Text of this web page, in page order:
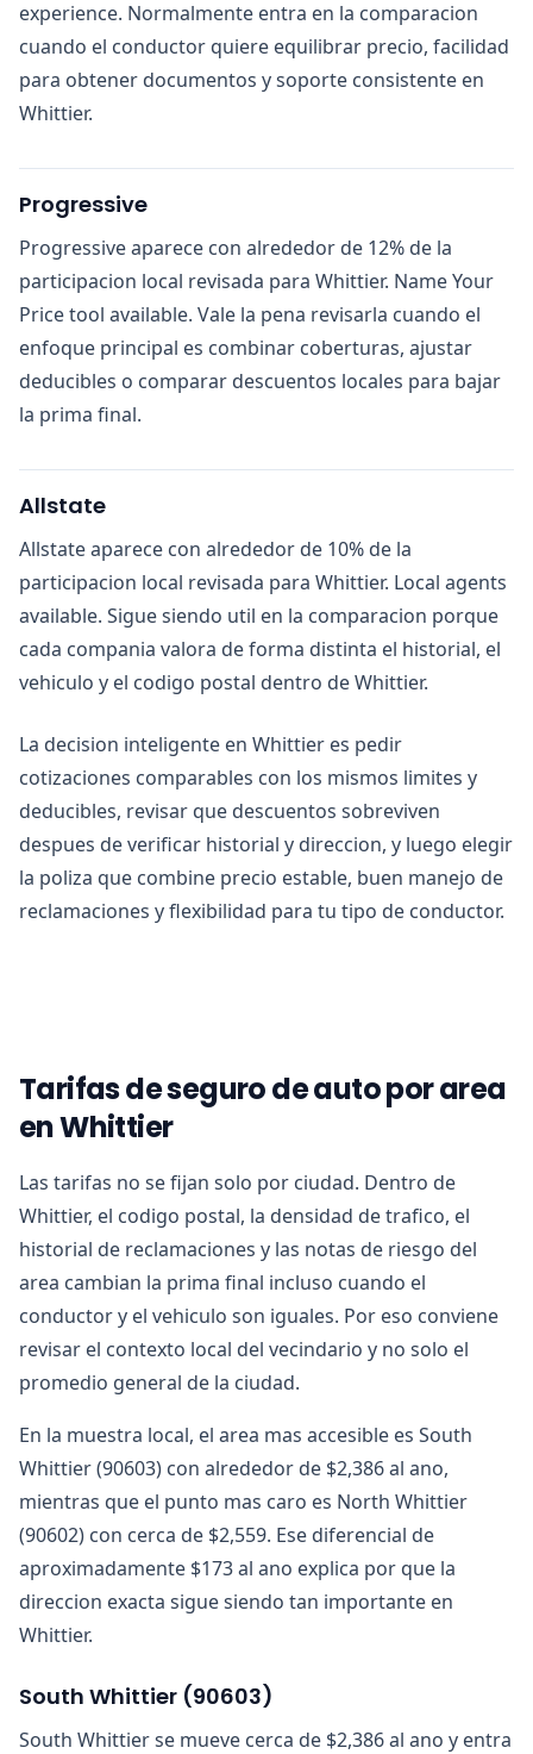
experience. Normalmente entra en la comparacion
cuando el conductor quiere equilibrar precio, facilidad
para obtener documentos y soporte consistente en
Whittier.
Progressive
Progressive aparece con alrededor de 12% de la
participacion local revisada para Whittier. Name Your
Price tool available. Vale la pena revisarla cuando el
enfoque principal es combinar coberturas, ajustar
deducibles o comparar descuentos locales para bajar
la prima final.
Allstate
Allstate aparece con alrededor de 10% de la
participacion local revisada para Whittier. Local agents
available. Sigue siendo util en la comparacion porque
cada compania valora de forma distinta el historial, el
vehiculo y el codigo postal dentro de Whittier.
La decision inteligente en Whittier es pedir
cotizaciones comparables con los mismos limites y
deducibles, revisar que descuentos sobreviven
despues de verificar historial y direccion, y luego elegir
la poliza que combine precio estable, buen manejo de
reclamaciones y flexibilidad para tu tipo de conductor.
Tarifas de seguro de auto por area
en Whittier
Las tarifas no se fijan solo por ciudad. Dentro de
Whittier, el codigo postal, la densidad de trafico, el
historial de reclamaciones y las notas de riesgo del
area cambian la prima final incluso cuando el
conductor y el vehiculo son iguales. Por eso conviene
revisar el contexto local del vecindario y no solo el
promedio general de la ciudad.
En la muestra local, el area mas accesible es South
Whittier (90603) con alrededor de $2,386 al ano,
mientras que el punto mas caro es North Whittier
(90602) con cerca de $2,559. Ese diferencial de
aproximadamente $173 al ano explica por que la
direccion exacta sigue siendo tan importante en
Whittier.
South Whittier (90603)
South Whittier se mueve cerca de $2,386 al ano y entra